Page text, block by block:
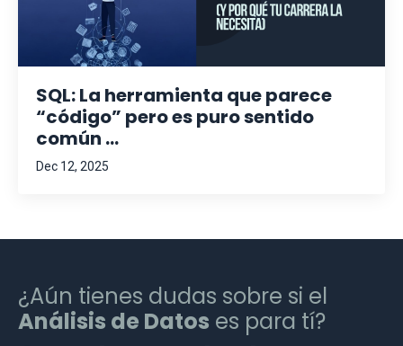
SQL: La herramienta que parece
“código” pero es puro sentido
común ...
Dec 12, 2025
¿Aún tienes dudas sobre si el
Análisis de Datos es para tí?